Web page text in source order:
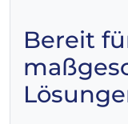
Bereit